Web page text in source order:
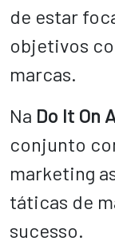
de estar
objetivos
marcas.
Na Do It On
conjunto
marketing
táticas de
sucesso.